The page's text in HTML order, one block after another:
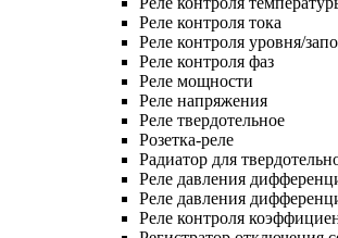
Реле контроля тока
Реле контроля уровня/
Реле контроля фаз
Реле мощности
Реле напряжения
Реле твердотельное
Розетка-реле
Радиатор для
Реле давления
Реле давления
Реле контроля